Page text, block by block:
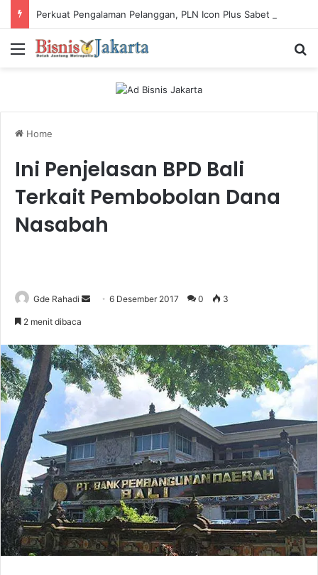
Menu
Home
Ini Penjelasan BPD Bali
Terkait Pembobolan Dana
Nasabah
Gde Rahadi
d
a
n
a
l
6 Desember 2017 0 3
2 menit dibaca